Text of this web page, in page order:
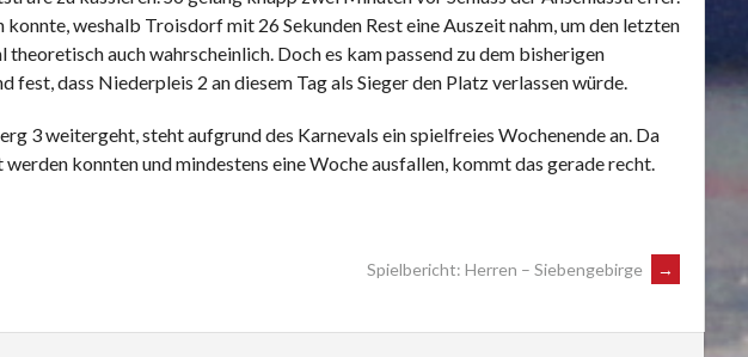
weshalb Troisdorf mit 26 Sekunden Rest eine Auszeit nahm, um den letzten
auch wahrscheinlich. Doch es kam passend zu dem bisherigen
dass Niederpleis 2 an diesem Tag als Sieger den Platz verlassen würde.
3 weitergeht, steht aufgrund des Karnevals ein spielfreies Wochenende an. Da
konnten und mindestens eine Woche ausfallen, kommt das gerade recht.
Spielbericht: Herren – Siebengebirge →